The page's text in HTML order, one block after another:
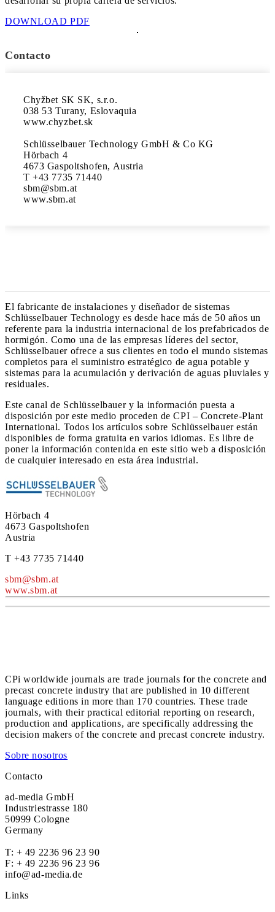
DOWNLOAD PDF
Contacto
Chyžbet SK SK, s.r.o.
038 53 Turany, Eslovaquia
www.chyzbet.sk
Schlüsselbauer Technology GmbH & Co KG
Hörbach 4
4673 Gaspoltshofen, Austria
T +43 7735 71440
sbm@sbm.at
www.sbm.at
El fabricante de instalaciones y diseñador de sistemas
Schlüsselbauer Technology es desde hace más de 50 años un
referente para la industria internacional de los prefabricados de
hormigón. Como una de las empresas líderes del sector,
Schlüsselbauer ofrece a sus clientes en todo el mundo sistemas
completos para el suministro estratégico de agua potable y
sistemas para la acumulación y derivación de aguas pluviales y
residuales.
Este canal de Schlüsselbauer y la información puesta a
disposición por este medio proceden de CPI – Concrete-Plant
International. Todos los artículos sobre Schlüsselbauer están
disponibles de forma gratuita en varios idiomas. Es libre de
poner la información contenida en este sitio web a disposición
de cualquier interesado en esta área industrial.
Hörbach 4
4673 Gaspoltshofen
Austria
T +43 7735 71440
sbm@sbm.at
www.sbm.at
CPi worldwide journals are trade journals for the concrete and
precast concrete industry that are published in 10 different
language editions in more than 170 countries. These trade
journals, with their practical editorial reporting on research,
production and applications, are specifically addressing the
decision makers of the concrete and precast concrete industry.
Sobre nosotros
Contacto
ad-media GmbH
Industriestrasse 180
50999 Cologne
Germany
T: + 49 2236 96 23 90
F: + 49 2236 96 23 96
info@ad-media.de
Links